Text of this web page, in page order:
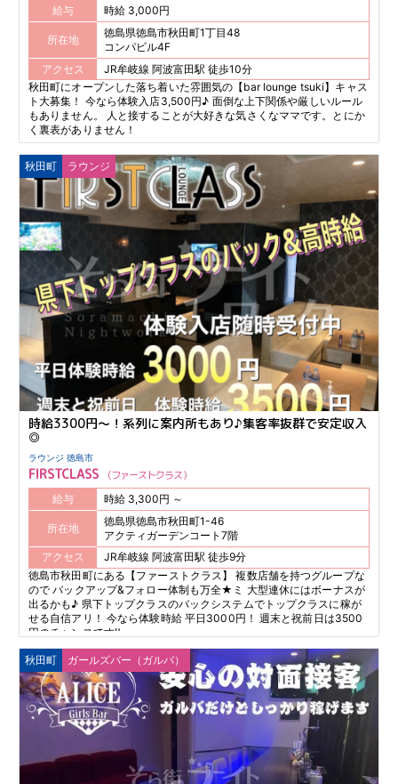
給与 時給 3,000円
所在地
徳島県徳島市秋田町1丁目48
コンパビル4F
アクセス
JR牟岐線 阿波富田駅 徒歩10分
秋田町にオープンした落ち着いた雰囲気の【bar lounge tsuki】キャス
ト大募集！ 今なら体験入店3,500円♪ 面倒な上下関係や厳しいルール
もありません。 人と接することが大好きな気さくなママです。とにか
く裏表がありません！
秋田町 ラウンジ
時給3300円～！系列に案内所もあり♪集客率抜群で安定収入
◎
ラウンジ 徳島市
FIRSTCLASS ファーストクラス
給与 時給 3,300円 ～
所在地
徳島県徳島市秋田町1-46
アクティガーデンコート7階
アクセス
JR牟岐線 阿波富田駅 徒歩9分
徳島市秋田町にある【ファーストクラス】 複数店舗を持つグループな
ので バックアップ&フォロー体制も万全★ミ 大型連休にはボーナスが
出るかも♪ 県下トップクラスのバックシステムでトップクラスに稼が
せる自信アリ！ 今なら体験時給 平日3000円！ 週末と祝前日は3500
円のチャンスです‼
秋田町 ガールズバー（ガルバ）